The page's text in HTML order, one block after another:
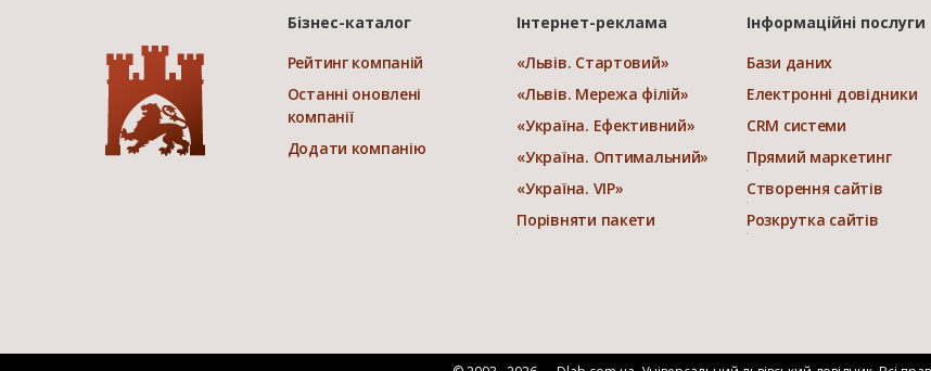
Бізнес-каталог
Рейтинг компаній
Останні оновлені
компанії
Додати компанію
Інтернет-реклама
«Львів. Стартовий»
«Львів. Мережа філій»
«Україна. Ефективний»
«Україна. Оптимальний»
«Україна. VIP»
Порівняти пакети
Інформаційні послуги
Бази даних
Електронні довідники
CRM системи
Прямий маркетинг
Створення сайтів
Розкрутка сайтів